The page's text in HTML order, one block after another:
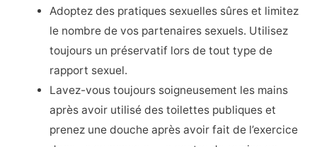
Adoptez des pratiques sexuelles sûres et limitez
le nombre de vos partenaires sexuels. Utilisez
toujours un préservatif lors de tout type de
rapport sexuel.
Lavez-vous toujours soigneusement les mains
après avoir utilisé des toilettes publiques et
prenez une douche après avoir fait de l’exercice